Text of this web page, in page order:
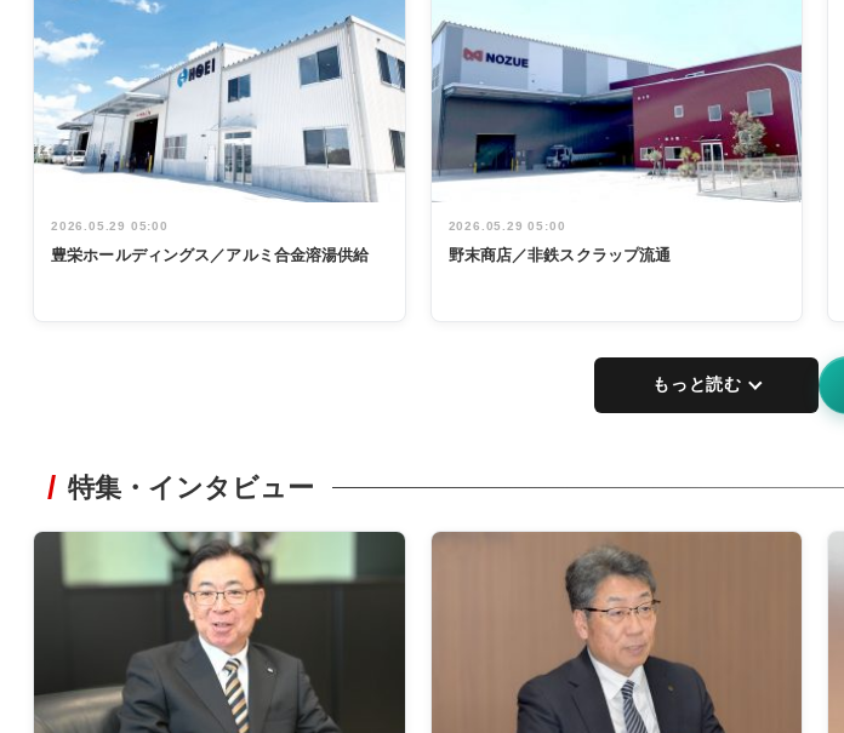
2026.05.29 05:00
豊栄ホールディングス／アルミ合金溶湯供給
2026.05.29 05:00
野末商店／非鉄スクラップ流通
もっと読む
特集・インタビュー